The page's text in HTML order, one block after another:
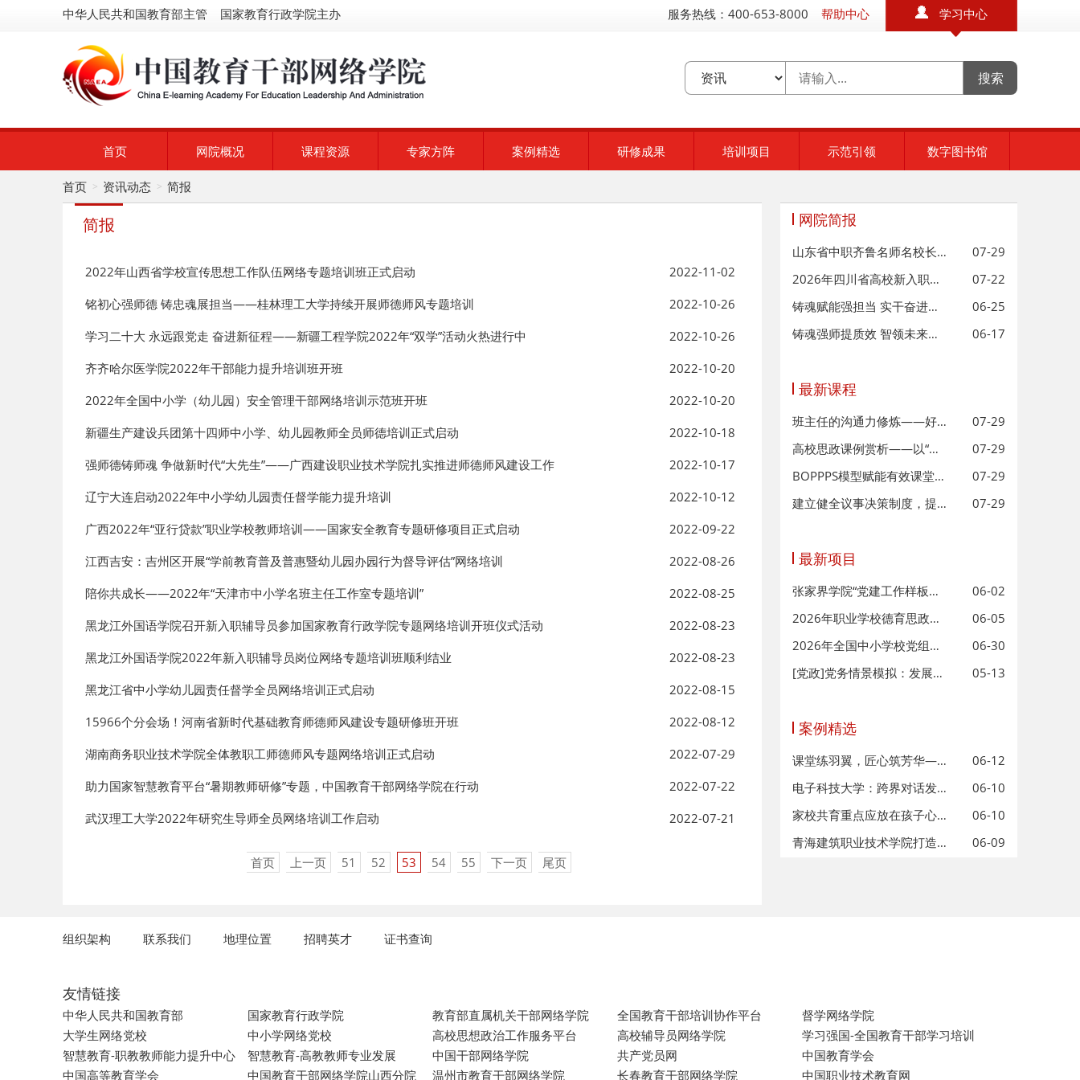
中华人民共和国教育部主管 国家教育行政学院主办 学习中心
服务热线：400-653-8000 帮助中心
首页 网院概况 课程资源 专家方阵 案例精选 研修成果 培训项目 示范引领 数字图书馆
首页 > 资讯动态 > 简报
简报
2022-11-02
2022年山西省学校宣传思想工作队伍网络专题培训班正式启动
2022-10-26
铭初心强师德 铸忠魂展担当——桂林理工大学持续开展师德师风专题培训
2022-10-26
学习二十大 永远跟党走 奋进新征程——新疆工程学院2022年“双学”活动火热进行中
2022-10-20
齐齐哈尔医学院2022年干部能力提升培训班开班
2022-10-20
2022年全国中小学（幼儿园）安全管理干部网络培训示范班开班
2022-10-18
新疆生产建设兵团第十四师中小学、幼儿园教师全员师德培训正式启动
2022-10-17
强师德铸师魂 争做新时代“大先生”——广西建设职业技术学院扎实推进师德师风建设工作
2022-10-12
辽宁大连启动2022年中小学幼儿园责任督学能力提升培训
2022-09-22
广西2022年“亚行贷款”职业学校教师培训——国家安全教育专题研修项目正式启动
2022-08-26
江西吉安：吉州区开展“学前教育普及普惠暨幼儿园办园行为督导评估”网络培训
2022-08-25
陪你共成长——2022年“天津市中小学名班主任工作室专题培训”
2022-08-23
黑龙江外国语学院召开新入职辅导员参加国家教育行政学院专题网络培训开班仪式活动
2022-08-23
黑龙江外国语学院2022年新入职辅导员岗位网络专题培训班顺利结业
2022-08-15
黑龙江省中小学幼儿园责任督学全员网络培训正式启动
2022-08-12
15966个分会场！河南省新时代基础教育师德师风建设专题研修班开班
2022-07-29
湖南商务职业技术学院全体教职工师德师风专题网络培训正式启动
2022-07-22
助力国家智慧教育平台“暑期教师研修”专题，中国教育干部网络学院在行动
2022-07-21
武汉理工大学2022年研究生导师全员网络培训工作启动
首页 上一页 51 52 53 54 55 下一页 尾页
网院简报
07-29
山东省中职齐鲁名师名校长建设工程
07-22
2026年四川省高校新入职教师职业技
06-25
铸魂赋能强担当 实干奋进启新程—
06-17
铸魂强师提质效 智领未来赋新能—
最新课程
07-29
班主任的沟通力修炼——好的沟通让
07-29
高校思政课例赏析——以“大国关系
07-29
BOPPPS模型赋能有效课堂教学设计与
07-29
建立健全议事决策制度，提升党组织领
最新项目
06-02
张家界学院“党建工作样板支部”指
06-05
2026年职业学校德育思政和安全管理
06-30
2026年全国中小学校党组织书记网络
05-13
[党政]党务情景模拟：发展党员工作流
案例精选
06-12
课堂练羽翼，匠心筑芳华——开阳县第
06-10
电子科技大学：跨界对话发现行业新机
06-10
家校共育重点应放在孩子心灵成长上
06-09
青海建筑职业技术学院打造高原本土
组织架构 联系我们 地理位置 招聘英才 证书查询
友情链接
中华人民共和国教育部 国家教育行政学院 教育部直属机关干部网络学院 全国教育干部培训协作平台
督学网络学院
大学生网络党校
中小学网络党校 高校思想政治工作服务平台 高校辅导员网络学院
学习强国-全国教育干部学习培训
智慧教育-职教教师能力提升中心
智慧教育-高教教师专业发展 中国干部网络学院 共产党员网
中国教育学会
中国高等教育学会
中国教育干部网络学院山西分院 温州市教育干部网络学院 长春教育干部网络学院 中国职业技术教育网